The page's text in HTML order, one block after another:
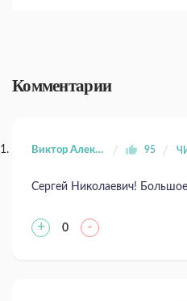
Комментарии
Виктор Алексеевич Семенченко 95
Сергей Николаевич!
+ 0 -